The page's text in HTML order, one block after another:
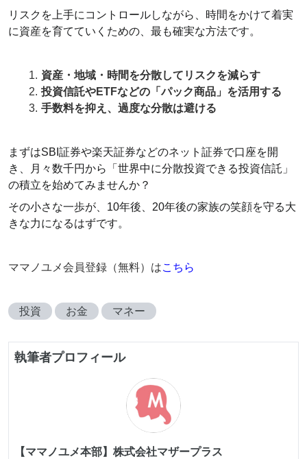
リスクを上手にコントロールしながら、時間をかけて着実
に資産を育てていくための、最も確実な方法です。
資産・地域・時間を分散してリスクを減らす
投資信託やETFなどの「パック商品」を活用する
手数料を抑え、過度な分散は避ける
まずはSBI証券や楽天証券などのネット証券で口座を開
き、月々数千円から「世界中に分散投資できる投資信託」
の積立を始めてみませんか？
その小さな一歩が、10年後、20年後の家族の笑顔を守る大
きな力になるはずです。
ママノユメ会員登録（無料）はこちら
投資 お金 マネー
執筆者プロフィール
【ママノユメ本部】株式会社マザープラス